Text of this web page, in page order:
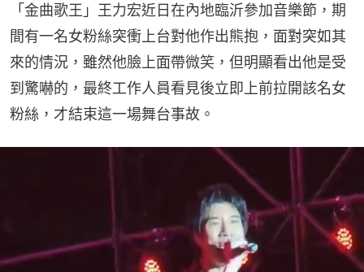
「金曲歌王」王力宏近日在內地臨沂參加音樂節，期
間有一名女粉絲突衝上台對他作出熊抱，面對突如其
來的情況，雖然他臉上面帶微笑，但明顯看出他是受
到驚嚇的，最終工作人員看見後立即上前拉開該名女
粉絲，才結束這一場舞台事故。